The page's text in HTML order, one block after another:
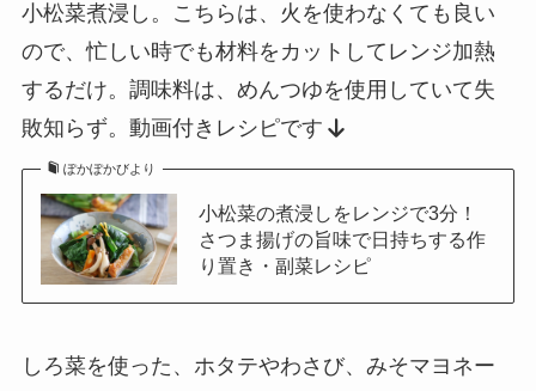
小松菜煮浸し。こちらは、火を使わなくても良い
ので、忙しい時でも材料をカットしてレンジ加熱
するだけ。調味料は、めんつゆを使用していて失
敗知らず。動画付きレシピです
ぽかぽかびより
小松菜の煮浸しをレンジで3分！
さつま揚げの旨味で日持ちする作
り置き・副菜レシピ
しろ菜を使った、ホタテやわさび、みそマヨネー